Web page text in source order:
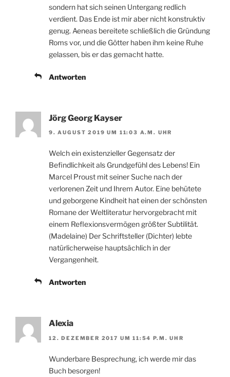
sondern hat sich seinen Untergang redlich
verdient. Das Ende ist mir aber nicht konstruktiv
genug. Aeneas bereitete schließlich die Gründung
Roms vor, und die Götter haben ihm keine Ruhe
gelassen, bis er das gemacht hatte.
Antworten
Jörg Georg Kayser
9. AUGUST 2019 UM 11:03 A.M. UHR
Welch ein existenzieller Gegensatz der
Befindlichkeit als Grundgefühl des Lebens! Ein
Marcel Proust mit seiner Suche nach der
verlorenen Zeit und Ihrem Autor. Eine behütete
und geborgene Kindheit hat einen der schönsten
Romane der Weltliteratur hervorgebracht mit
einem Reflexionsvermögen größter Subtilität.
(Madelaine) Der Schriftsteller (Dichter) lebte
natürlicherweise hauptsächlich in der
Vergangenheit.
Antworten
Alexia
12. DEZEMBER 2017 UM 11:54 P.M. UHR
Wunderbare Besprechung, ich werde mir das
Buch besorgen!